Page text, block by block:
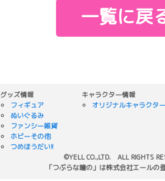
一覧に戻
グッズ情報
フィギュア
ぬいぐるみ
ファンシー雑貨
ホビーその他
つめほうだい!!
キャラクター情報
オリジナルキャラクター
©YELL CO.,LTD. ALL RIGHTS
「つぶらな瞳の」は株式会社エールの